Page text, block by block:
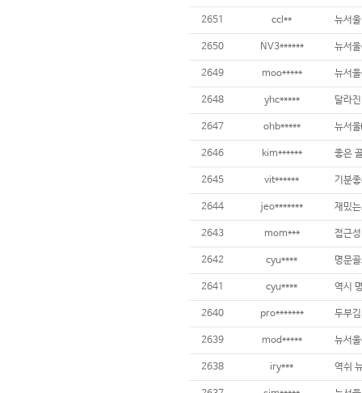
2651 ccl** 뉴서울
2650 NV3****** 뉴서
2649 moo***** 뉴서
2648 yhc***** 달라
2647 ohb***** 뉴서울
2646 kim****** 좋은
2645 vit****** 기분
2644 jeo******* 재밌
2643 mom*** 접근성
2642 cyu**** 명문
2641 cyu**** 역시
2640 pro******* 두부
2639 mod***** 뉴서
2638 iry*** 역쉬